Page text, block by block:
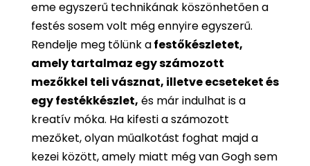
eme egyszerű technikának köszönhetően a
festés sosem volt még ennyire egyszerű.
Rendelje meg tőlünk afestőkészletet,
amely tartalmaz egy számozott
mezőkkel teli vásznat, illetve ecseteket és
egy festékkészlet, és már indulhat is a
kreatív móka. Ha kifesti a számozott
mezőket, olyan műalkotást foghat majd a
kezei között, amely miatt még van Gogh sem